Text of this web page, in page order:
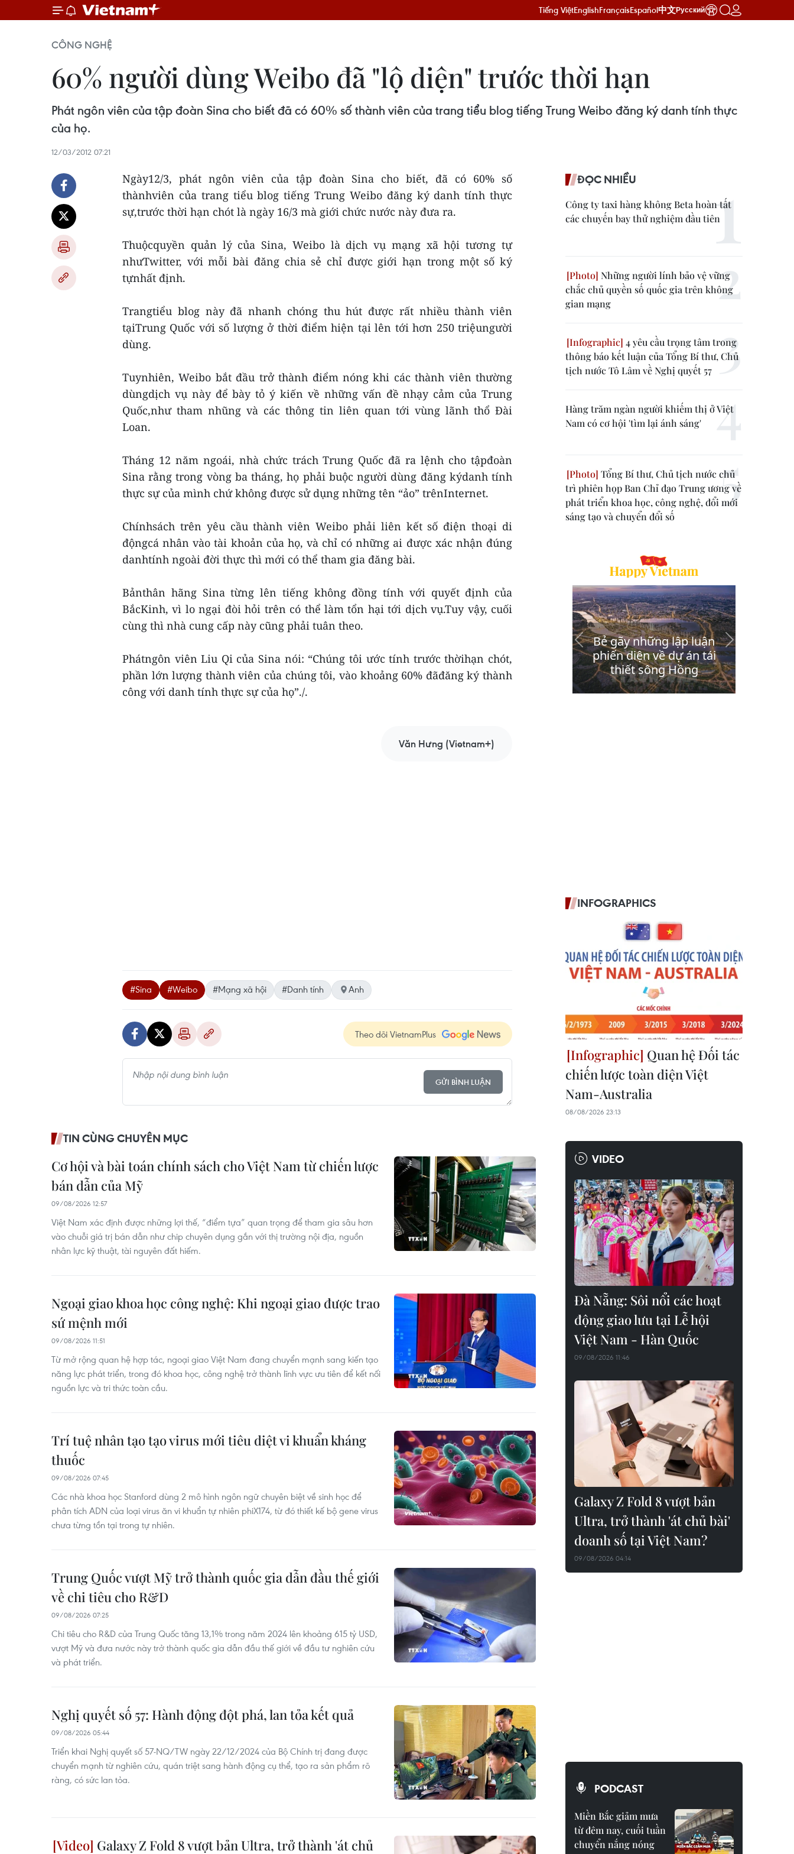
Tiếng ViệtEnglishFrançaisEspañol中文Русский
CÔNG NGHỆ
60% người dùng Weibo đã "lộ diện" trước thời hạn
Phát ngôn viên của tập đoàn Sina cho biết đã có 60% số thành viên của trang tiểu blog tiếng Trung Weibo đăng ký danh tính thực
của họ.
12/03/2012 07:21
Ngày12/3, phát ngôn viên của tập đoàn Sina cho biết, đã có 60% số
thànhviên của trang tiểu blog tiếng Trung Weibo đăng ký danh tính thực
sự,trước thời hạn chót là ngày 16/3 mà giới chức nước này đưa ra.
Thuộcquyền quản lý của Sina, Weibo là dịch vụ mạng xã hội tương tự
nhưTwitter, với mỗi bài đăng chia sẻ chỉ được giới hạn trong một số ký
tựnhất định.
Trangtiểu blog này đã nhanh chóng thu hút được rất nhiều thành viên
tạiTrung Quốc với số lượng ở thời điểm hiện tại lên tới hơn 250 triệungười
dùng.
Tuynhiên, Weibo bắt đầu trở thành điểm nóng khi các thành viên thường
dùngdịch vụ này để bày tỏ ý kiến về những vấn đề nhạy cảm của Trung
Quốc,như tham nhũng và các thông tin liên quan tới vùng lãnh thổ Đài
Loan.
Tháng 12 năm ngoái, nhà chức trách Trung Quốc đã ra lệnh cho tậpđoàn
Sina rằng trong vòng ba tháng, họ phải buộc người dùng đăng kýdanh tính
thực sự của mình chứ không được sử dụng những tên “ảo” trênInternet.
Chínhsách trên yêu cầu thành viên Weibo phải liên kết số điện thoại di
độngcá nhân vào tài khoản của họ, và chỉ có những ai được xác nhận đúng
danhtính ngoài đời thực thì mới có thể tham gia đăng bài.
Bảnthân hãng Sina từng lên tiếng không đồng tính với quyết định của
BắcKinh, vì lo ngại đòi hỏi trên có thể làm tổn hại tới dịch vụ.Tuy vậy, cuối
cùng thì nhà cung cấp này cũng phải tuân theo.
Phátngôn viên Liu Qi của Sina nói: “Chúng tôi ước tính trước thờihạn chót,
phần lớn lượng thành viên của chúng tôi, vào khoảng 60% đãđăng ký thành
công với danh tính thực sự của họ”./.
Văn Hưng (Vietnam+)
#Sina #Weibo #Mạng xã hội #Danh tính Anh
Theo dõi VietnamPlus
GỬI BÌNH LUẬN
TIN CÙNG CHUYÊN MỤC
Cơ hội và bài toán chính sách cho Việt Nam từ chiến lược
bán dẫn của Mỹ
09/08/2026 12:57
Việt Nam xác định được những lợi thế, “điểm tựa” quan trọng để tham gia sâu hơn
vào chuỗi giá trị bán dẫn như chip chuyên dụng gắn với thị trường nội địa, nguồn
nhân lực kỹ thuật, tài nguyên đất hiếm.
Ngoại giao khoa học công nghệ: Khi ngoại giao được trao
sứ mệnh mới
09/08/2026 11:51
Từ mở rộng quan hệ hợp tác, ngoại giao Việt Nam đang chuyển mạnh sang kiến tạo
năng lực phát triển, trong đó khoa học, công nghệ trở thành lĩnh vực ưu tiên để kết nối
nguồn lực và tri thức toàn cầu.
Trí tuệ nhân tạo tạo virus mới tiêu diệt vi khuẩn kháng
thuốc
09/08/2026 07:45
Các nhà khoa học Stanford dùng 2 mô hình ngôn ngữ chuyên biệt về sinh học để
phân tích ADN của loại virus ăn vi khuẩn tự nhiên phiX174, từ đó thiết kế bộ gene virus
chưa từng tồn tại trong tự nhiên.
Trung Quốc vượt Mỹ trở thành quốc gia dẫn đầu thế giới
về chi tiêu cho R&D
09/08/2026 07:25
Chi tiêu cho R&D của Trung Quốc tăng 13,1% trong năm 2024 lên khoảng 615 tỷ USD,
vượt Mỹ và đưa nước này trở thành quốc gia dẫn đầu thế giới về đầu tư nghiên cứu
và phát triển.
Nghị quyết số 57: Hành động đột phá, lan tỏa kết quả
09/08/2026 05:44
Triển khai Nghị quyết số 57-NQ/TW ngày 22/12/2024 của Bộ Chính trị đang được
chuyển mạnh từ nghiên cứu, quán triệt sang hành động cụ thể, tạo ra sản phẩm rõ
ràng, có sức lan tỏa.
Galaxy Z Fold 8 vượt bản Ultra, trở thành 'át chủ
ĐỌC NHIỀU
Công ty taxi hàng không Beta hoàn tất
các chuyến bay thử nghiệm đầu tiên
Những người lính bảo vệ vững
chắc chủ quyền số quốc gia trên không
gian mạng
4 yêu cầu trọng tâm trong
thông báo kết luận của Tổng Bí thư, Chủ
tịch nước Tô Lâm về Nghị quyết 57
Hàng trăm ngàn người khiếm thị ở Việt
Nam có cơ hội 'tìm lại ánh sáng'
Tổng Bí thư, Chủ tịch nước chủ
trì phiên họp Ban Chỉ đạo Trung ương về
phát triển khoa học, công nghệ, đổi mới
sáng tạo và chuyển đổi số
INFOGRAPHICS
Quan hệ Đối tác
chiến lược toàn diện Việt
Nam-Australia
08/08/2026 23:13
VIDEO
Đà Nẵng: Sôi nổi các hoạt
động giao lưu tại Lễ hội
Việt Nam - Hàn Quốc
09/08/2026 11:46
Galaxy Z Fold 8 vượt bản
Ultra, trở thành 'át chủ bài'
doanh số tại Việt Nam?
09/08/2026 04:14
PODCAST
Miền Bắc giảm mưa
từ đêm nay, cuối tuần
chuyển nắng nóng